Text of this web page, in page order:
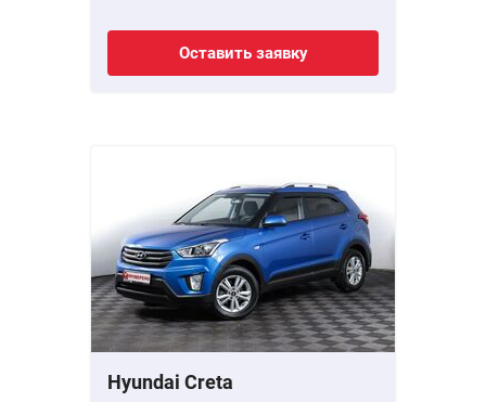
Оставить заявку
Hyundai Creta